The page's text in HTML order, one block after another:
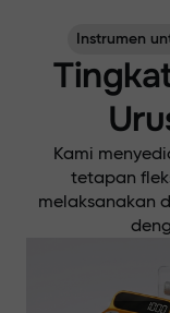
Instrumen
Kami
tetapan
melaksanakan